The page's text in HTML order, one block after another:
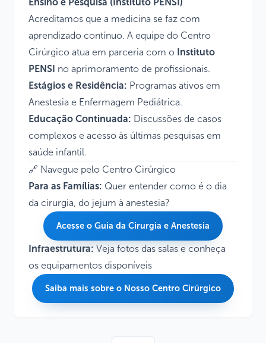
Acreditamos que a medicina se faz com
aprendizado contínuo. A equipe do Centro
Cirúrgico atua em parceria com o Instituto
PENSI no aprimoramento de profissionais.
Estágios e Residência: Programas ativos em
Anestesia e Enfermagem Pediátrica.
Educação Continuada: Discussões de casos
complexos e acesso às últimas pesquisas em
saúde infantil.
🔗 Navegue pelo Centro Cirúrgico
Para as Famílias: Quer entender como é o dia
da cirurgia, do jejum à anestesia?
Acesse o Guia da Cirurgia e Anestesia
Infraestrutura: Veja fotos das salas e conheça
os equipamentos disponíveis
Saiba mais sobre o Nosso Centro Cirúrgico